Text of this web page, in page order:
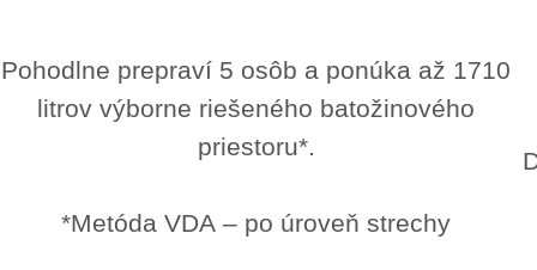
Pohodlne prepraví 5 osôb a ponúka až 1710
litrov výborne riešeného batožinového
priestoru*.
*Metóda VDA – po úroveň strechy